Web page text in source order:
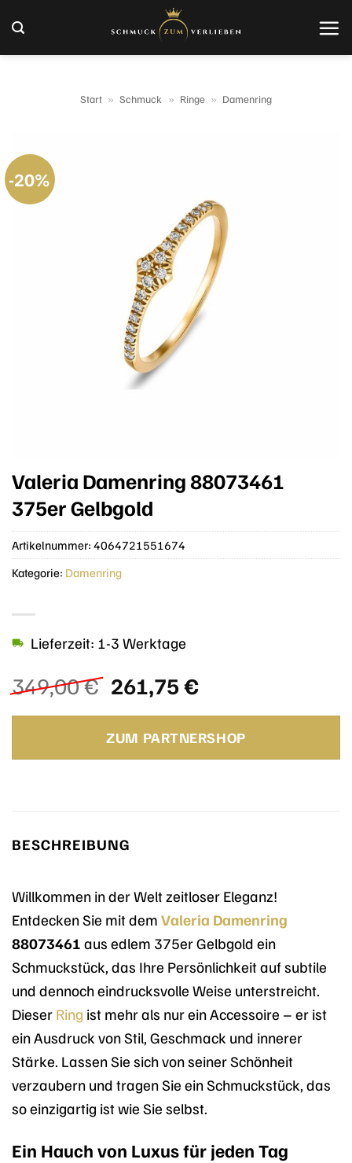
Inhalt
springen
Start » Schmuck » Ringe » Damenring
-20%
Valeria Damenring 88073461
375er Gelbgold
349,00€ Ursprünglicher
Preis
war:
349,00 €
261,75€Aktueller
ist:
261,75 €.
Lieferzeit: 1-3 Werktage
ZUM PARTNERSHOP
Artikelnummer: 4064721551674
Kategorie: Damenring
BESCHREIBUNG
Willkommen in der Welt zeitloser Eleganz!
Entdecken Sie mit dem Valeria Damenring
88073461 aus edlem 375er Gelbgold ein
Schmuckstück, das Ihre Persönlichkeit auf subtile
und dennoch eindrucksvolle Weise unterstreicht.
Dieser Ring ist mehr als nur ein Accessoire – er ist
ein Ausdruck von Stil, Geschmack und innerer
Stärke. Lassen Sie sich von seiner Schönheit
verzaubern und tragen Sie ein Schmuckstück, das
so einzigartig ist wie Sie selbst.
Ein Hauch von Luxus für jeden Tag